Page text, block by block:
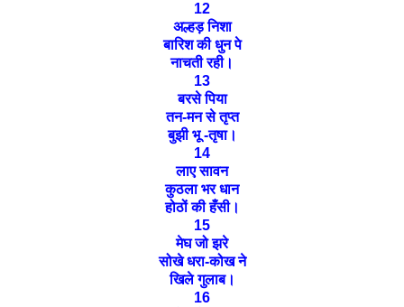
12
अल्हड़ निशा
बारिश की धुन पे
नाचती रही।
13
बरसे पिया
तन-मन से तृप्त
बुझी भू -तृषा।
14
लाए सावन
कुठला भर धान
होठों की हँसी।
15
मेघ जो झरे
सोखे धरा-कोख ने
खिले गुलाब।
16